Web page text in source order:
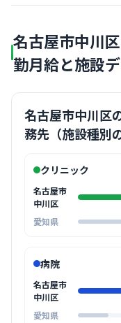
名古屋市中川
勤月給と施設
名古屋市中川区
務先（施設種別
クリニック
名古屋市
中川区
愛知県
病院
名古屋市
中川区
愛知県